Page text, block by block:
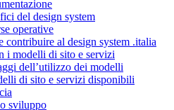
del design system
operative
contribuire al design system .italia
i modelli di sito e servizi
dell’utilizzo dei modelli
di sito e servizi disponibili
sviluppo